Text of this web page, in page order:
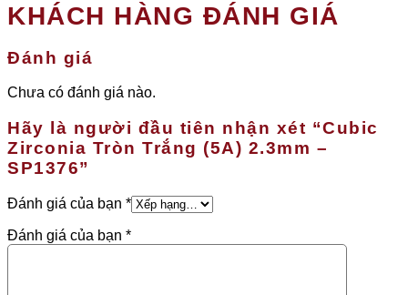
KHÁCH HÀNG ĐÁNH GIÁ
Đánh giá
Chưa có đánh giá nào.
Hãy là người đầu tiên nhận xét “Cubic
Zirconia Tròn Trắng (5A) 2.3mm –
SP1376”
Đánh giá của bạn *
Đánh giá của bạn *